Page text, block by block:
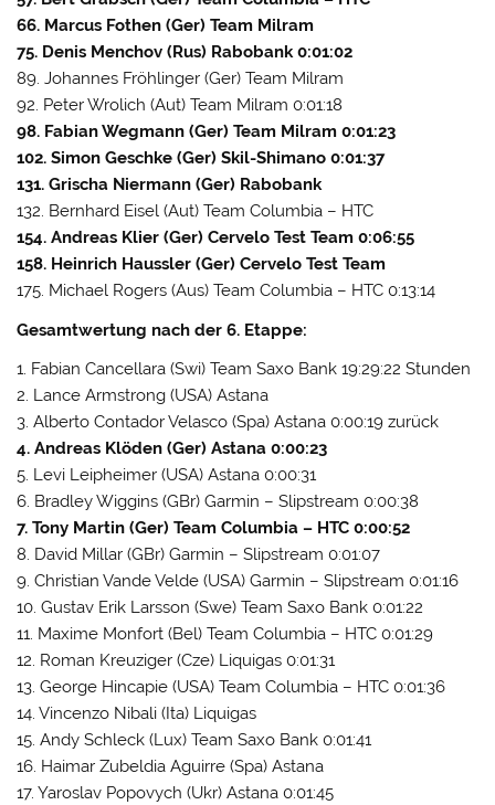
66. Marcus Fothen (Ger) Team Milram
75. Denis Menchov (Rus) Rabobank 0:01:02
89. Johannes Fröhlinger (Ger) Team Milram
92. Peter Wrolich (Aut) Team Milram 0:01:18
98. Fabian Wegmann (Ger) Team Milram 0:01:23
102. Simon Geschke (Ger) Skil-Shimano 0:01:37
131. Grischa Niermann (Ger) Rabobank
132. Bernhard Eisel (Aut) Team Columbia – HTC
154. Andreas Klier (Ger) Cervelo Test Team 0:06:55
158. Heinrich Haussler (Ger) Cervelo Test Team
175. Michael Rogers (Aus) Team Columbia – HTC 0:13:14
Gesamtwertung nach der 6. Etappe:
1. Fabian Cancellara (Swi) Team Saxo Bank 19:29:22 Stunden
2. Lance Armstrong (USA) Astana
3. Alberto Contador Velasco (Spa) Astana 0:00:19 zurück
4. Andreas Klöden (Ger) Astana 0:00:23
5. Levi Leipheimer (USA) Astana 0:00:31
6. Bradley Wiggins (GBr) Garmin – Slipstream 0:00:38
7. Tony Martin (Ger) Team Columbia – HTC 0:00:52
8. David Millar (GBr) Garmin – Slipstream 0:01:07
9. Christian Vande Velde (USA) Garmin – Slipstream 0:01:16
10. Gustav Erik Larsson (Swe) Team Saxo Bank 0:01:22
11. Maxime Monfort (Bel) Team Columbia – HTC 0:01:29
12. Roman Kreuziger (Cze) Liquigas 0:01:31
13. George Hincapie (USA) Team Columbia – HTC 0:01:36
14. Vincenzo Nibali (Ita) Liquigas
15. Andy Schleck (Lux) Team Saxo Bank 0:01:41
16. Haimar Zubeldia Aguirre (Spa) Astana
17. Yaroslav Popovych (Ukr) Astana 0:01:45